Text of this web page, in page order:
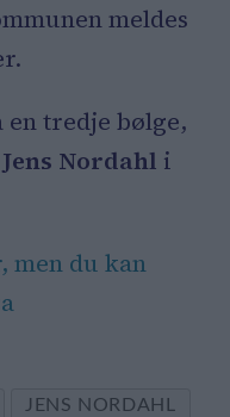
meldes
en tredje bølge,
Jens Nordahl i
men du kan
JENS NORDAHL